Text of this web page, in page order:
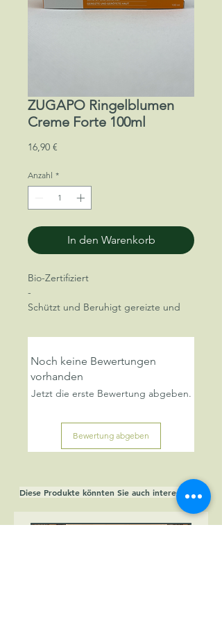
ZUGAPO Ringelblumen
Creme Forte 100ml
16,90 €
Anzahl *
In den Warenkorb
Bio-Zertifiziert
-
Schützt und Beruhigt gereizte und
Noch keine Bewertungen
vorhanden
Jetzt die erste Bewertung abgeben.
Bewertung abgeben
Diese Produkte könnten Sie auch interessieren